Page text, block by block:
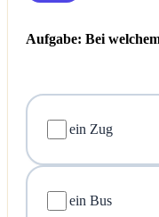
Aufgabe: Bei
ein Zug
ein Bus